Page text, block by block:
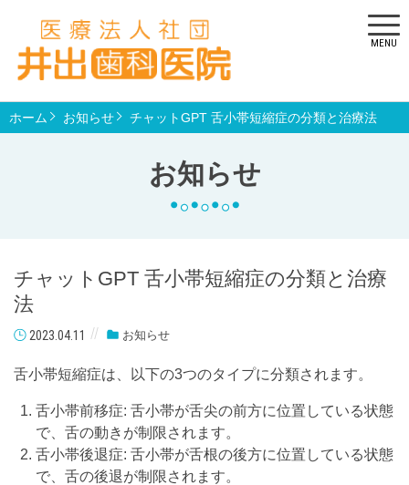
MENU
お知らせ
ホーム お知らせ チャットGPT 舌小帯短縮症の分類と治療法
チャットGPT 舌小帯短縮症の分類と治療
法
2023.04.11 お知らせ
舌小帯短縮症は、以下の3つのタイプに分類されます。
舌小帯前移症: 舌小帯が舌尖の前方に位置している状態
で、舌の動きが制限されます。
舌小帯後退症: 舌小帯が舌根の後方に位置している状態
で、舌の後退が制限されます。